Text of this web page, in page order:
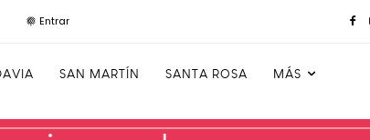
Entrar
SAN MARTÍN SANTA ROSA MÁS